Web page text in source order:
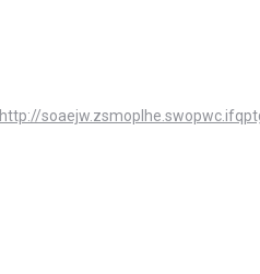
http://